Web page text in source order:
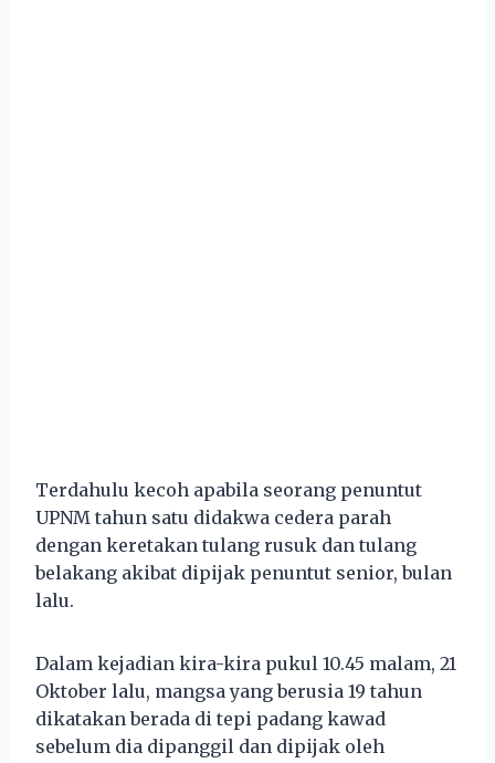
Terdahulu kecoh apabila seorang penuntut
UPNM tahun satu didakwa cedera parah
dengan keretakan tulang rusuk dan tulang
belakang akibat dipijak penuntut senior, bulan
lalu.
Dalam kejadian kira-kira pukul 10.45 malam, 21
Oktober lalu, mangsa yang berusia 19 tahun
dikatakan berada di tepi padang kawad
sebelum dia dipanggil dan dipijak oleh